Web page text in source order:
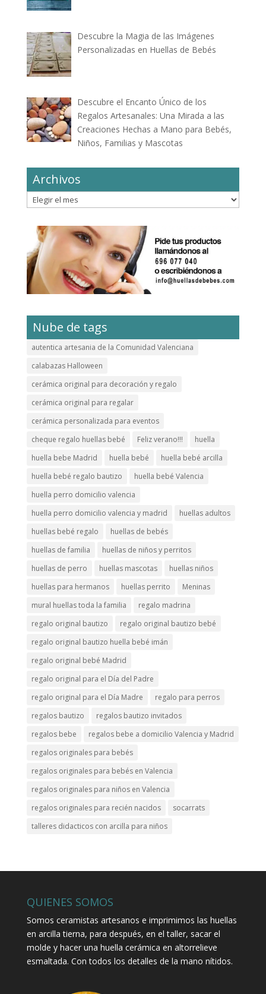
Descubre la Magia de las Imágenes
Personalizadas en Huellas de Bebés
Descubre el Encanto Único de los
Regalos Artesanales: Una Mirada a las
Creaciones Hechas a Mano para Bebés,
Niños, Familias y Mascotas
Archivos
Archivos
Nube de tags
autentica artesania de la Comunidad Valenciana
calabazas Halloween
cerámica original para decoración y regalo
cerámica original para regalar
cerámica personalizada para eventos
cheque regalo huellas bebé
Feliz verano!!!
huella
huella bebe Madrid
huella bebé
huella bebé arcilla
huella bebé regalo bautizo
huella bebé Valencia
huella perro domicilio valencia
huella perro domicilio valencia y madrid
huellas adultos
huellas bebé regalo
huellas de bebés
huellas de familia
huellas de niños y perritos
huellas de perro
huellas mascotas
huellas niños
huellas para hermanos
huellas perrito
Meninas
mural huellas toda la familia
regalo madrina
regalo original bautizo
regalo original bautizo bebé
regalo original bautizo huella bebé imán
regalo original bebé Madrid
regalo original para el Día del Padre
regalo original para el Día Madre
regalo para perros
regalos bautizo
regalos bautizo invitados
regalos bebe
regalos bebe a domicilio Valencia y Madrid
regalos originales para bebés
regalos originales para bebés en Valencia
regalos originales para niños en Valencia
regalos originales para recién nacidos
socarrats
talleres didacticos con arcilla para niños
QUIENES SOMOS
Somos ceramistas artesanos e imprimimos las huellas
en arcilla tierna, para después, en el taller, sacar el
molde y hacer una huella cerámica en altorrelieve
esmaltada. Con todos los detalles de la mano nítidos.